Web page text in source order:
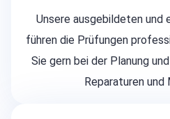
Unsere ausgebildeten und
führen die Prüfungen
Sie gern bei der Planung
Reparaturen und